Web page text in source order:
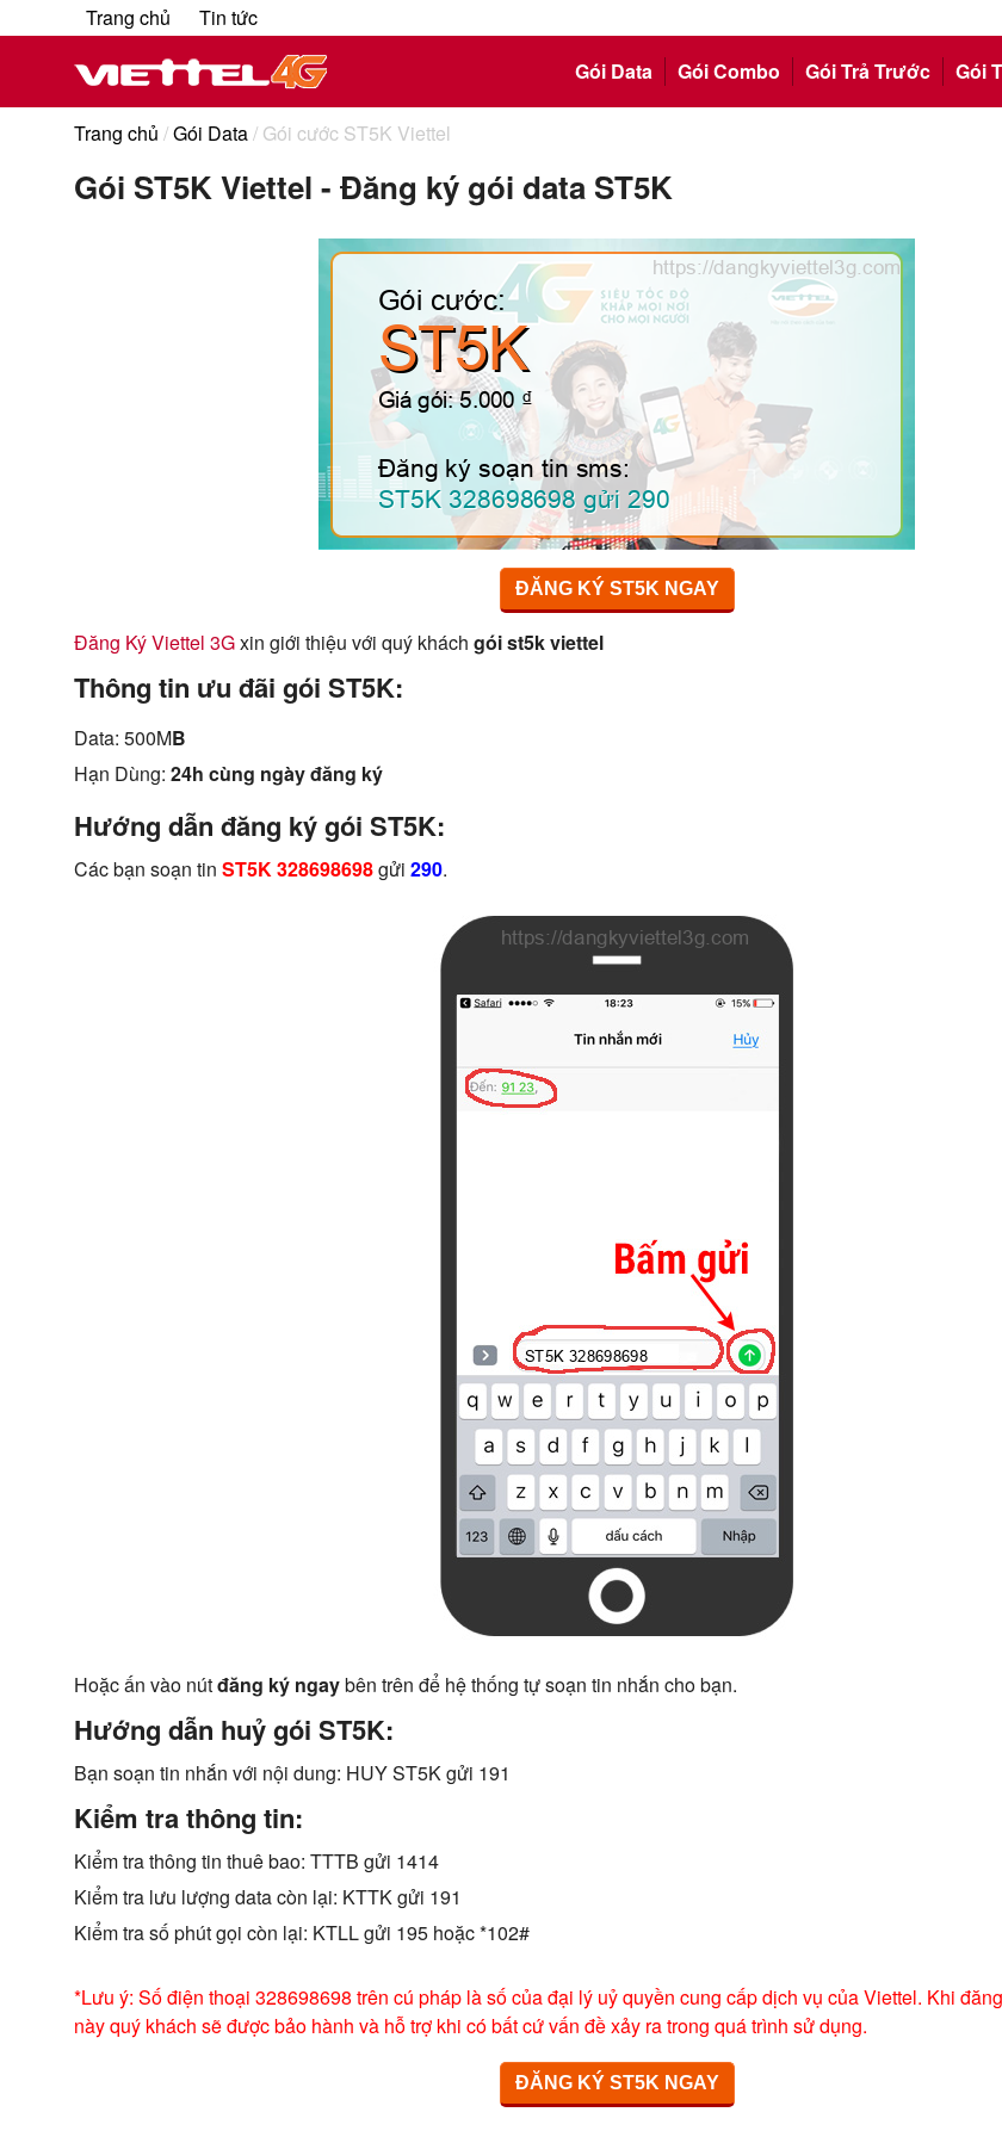
Trang chủ Tin tức
Gói Data
Gói Combo Gói Trả Trước Gói
Trang chủ /Gói Data/ Gói cước ST5K Viettel
Gói ST5K Viettel - Đăng ký gói data ST5K
ĐĂNG KÝ ST5K NGAY
Đăng Ký Viettel 3Gxin giới thiệu với quý khách gói st5k viettel
Thông tin ưu đãi gói ST5K:
Data: 500MB
Hạn Dùng: 24h cùng ngày đăng ký
Hướng dẫn đăng ký gói ST5K:
Các bạn soạn tin ST5K 328698698gửi 290.
Hoặc ấn vào nútđăng ký ngaybên trên để hệ thống tự soạn tin nhắn cho bạn.
Hướng dẫn huỷ gói ST5K:
Bạn soạn tin nhắn với nội dung: HUY ST5K gửi 191
Kiểm tra thông tin:
Kiểm tra thông tin thuê bao: TTTB gửi 1414
Kiểm tra lưu lượng data còn lại: KTTK gửi 191
Kiểm tra số phút gọi còn lại: KTLL gửi 195 hoặc *102#
*Lưu ý: Số điện thoại 328698698 trên cú pháp là số của đại lý uỷ quyền cung cấp dịch vụ của Viettel. Khi
này quý khách sẽ được bảo hành và hỗ trợ khi có bất cứ vấn đề xảy ra trong quá trình sử dụng.
ĐĂNG KÝ ST5K NGAY